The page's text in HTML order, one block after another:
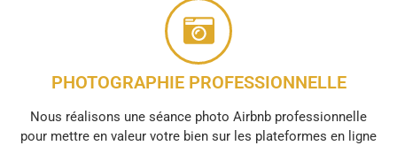
PHOTOGRAPHIE PROFESSIONNELLE
Nous réalisons une séance photo Airbnb professionnelle
pour mettre en valeur votre bien sur les plateformes en ligne